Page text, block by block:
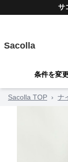
サ
Sacolla
条件を変
Sacolla TOP › ナ